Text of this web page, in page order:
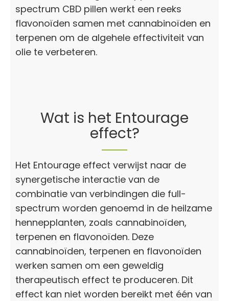
spectrum CBD pillen werkt een reeks
flavonoïden samen met cannabinoïden en
terpenen om de algehele effectiviteit van
olie te verbeteren.
Wat is het Entourage
effect?
Het Entourage effect verwijst naar de
synergetische interactie van de
combinatie van verbindingen die full-
spectrum worden genoemd in de heilzame
hennepplanten, zoals cannabinoïden,
terpenen en flavonoïden. Deze
cannabinoïden, terpenen en flavonoïden
werken samen om een geweldig
therapeutisch effect te produceren. Dit
effect kan niet worden bereikt met één van